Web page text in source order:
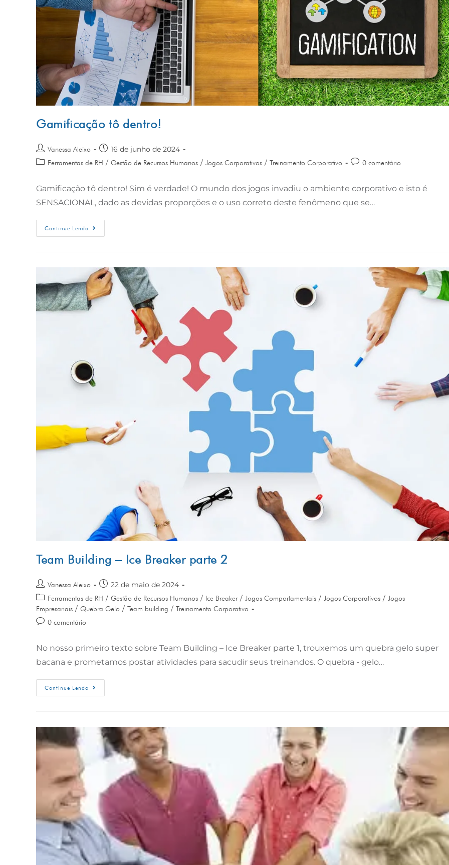
Gamificação tô dentro!
Vanessa Aleixo 16 de junho de 2024
Ferramentas de RH / Gestão de Recursos Humanos / Jogos Corporativos / Treinamento Corporativo 0 comentário
Gamificação tô dentro! Sim é verdade! O mundo dos jogos invadiu o ambiente corporativo e isto é
SENSACIONAL, dado as devidas proporções e o uso correto deste fenômeno que se…
Continue Lendo
Team Building – Ice Breaker parte 2
Vanessa Aleixo 22 de maio de 2024
Ferramentas de RH / Gestão de Recursos Humanos / Ice Breaker / Jogos Comportamentais / Jogos Corporativos / Jogos
Empresariais / Quebra Gelo / Team building / Treinamento Corporativo
0 comentário
No nosso primeiro texto sobre Team Building – Ice Breaker parte 1, trouxemos um quebra gelo super
bacana e prometamos postar atividades para sacudir seus treinandos. O quebra - gelo…
Continue Lendo